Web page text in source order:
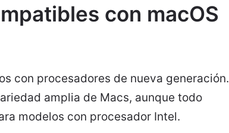
con macOS
con procesadores de nueva generación.
amplia de Macs, aunque todo
modelos con procesador Intel.